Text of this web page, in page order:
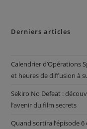
Derniers articles
Calendrier d’Opérations
et heures de diffusion à
Sekiro No Defeat :
l’avenir du film secrets
Quand sortira l’épisode